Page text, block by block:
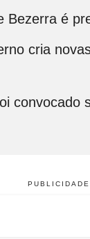
Bezerra é
cria
convocado
PUBLICIDADE